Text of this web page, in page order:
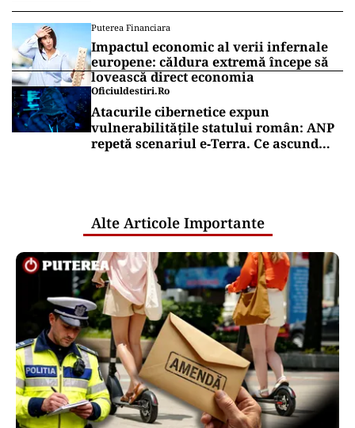
Puterea Financiara
Impactul economic al verii infernale
europene: căldura extremă începe să
lovească direct economia
Oficiuldestiri.ro
Atacurile cibernetice expun
vulnerabilitățile statului român: ANP
repetă scenariul e‑Terra. Ce ascund
Alte Articole Importante